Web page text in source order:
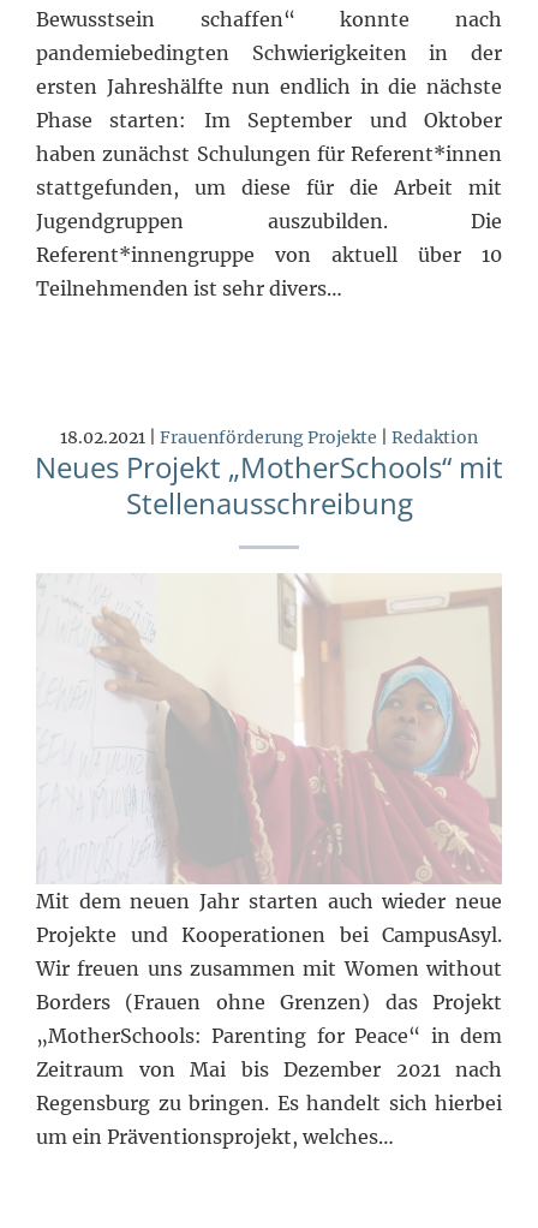
Bewusstsein schaffen“ konnte nach
pandemiebedingten Schwierigkeiten in der
ersten Jahreshälfte nun endlich in die nächste
Phase starten: Im September und Oktober
haben zunächst Schulungen für Referent*innen
stattgefunden, um diese für die Arbeit mit
Jugendgruppen auszubilden. Die
Referent*innengruppe von aktuell über 10
Teilnehmenden ist sehr divers…
18.02.2021 | FrauenförderungProjekte Redaktion
Neues Projekt „MotherSchools“ mit
Stellenausschreibung
Mit dem neuen Jahr starten auch wieder neue
Projekte und Kooperationen bei CampusAsyl.
Wir freuen uns zusammen mit Women without
Borders (Frauen ohne Grenzen) das Projekt
„MotherSchools: Parenting for Peace“ in dem
Zeitraum von Mai bis Dezember 2021 nach
Regensburg zu bringen. Es handelt sich hierbei
um ein Präventionsprojekt, welches…